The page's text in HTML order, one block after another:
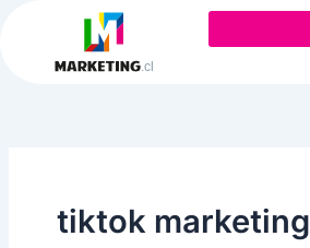
contenido
tiktok marketing